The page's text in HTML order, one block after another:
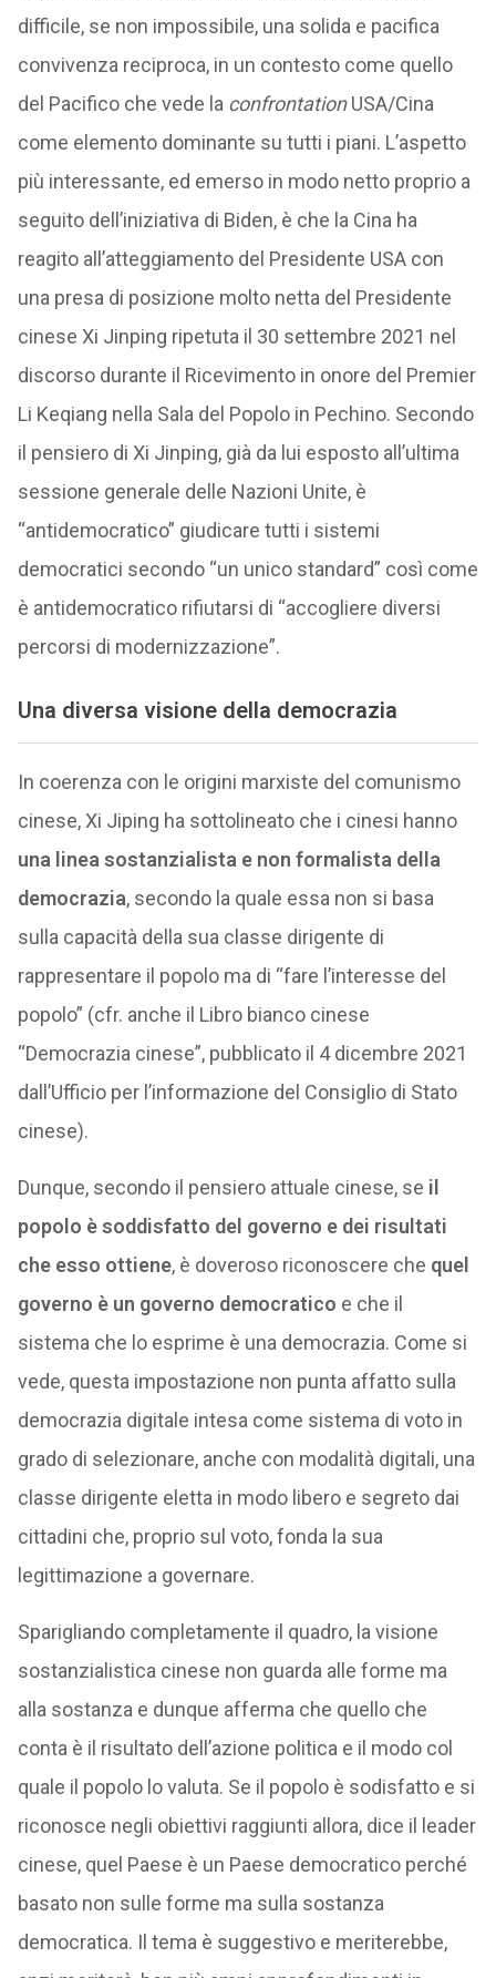
difficile, se non impossibile, una solida e pacifica
convivenza reciproca, in un contesto come quello
del Pacifico che vede la confrontationUSA/Cina
come elemento dominante su tutti i piani. L’aspetto
più interessante, ed emerso in modo netto proprio a
seguito dell’iniziativa di Biden, è che la Cina ha
reagito all’atteggiamento del Presidente USA con
una presa di posizione molto netta del Presidente
cinese Xi Jinping ripetuta il 30 settembre 2021 nel
discorso durante il Ricevimento in onore del Premier
Li Keqiang nella Sala del Popolo in Pechino. Secondo
il pensiero di Xi Jinping, già da lui esposto all’ultima
sessione generale delle Nazioni Unite, è
“antidemocratico” giudicare tutti i sistemi
democratici secondo “un unico standard” così come
è antidemocratico rifiutarsi di “accogliere diversi
percorsi di modernizzazione”.
Una diversa visione della democrazia
In coerenza con le origini marxiste del comunismo
cinese, Xi Jiping ha sottolineato che i cinesi hanno
una linea sostanzialista e non formalista della
democrazia, secondo la quale essa non si basa
sulla capacità della sua classe dirigente di
rappresentare il popolo ma di “fare l’interesse del
popolo” (cfr. anche il Libro bianco cinese
“Democrazia cinese”, pubblicato il 4 dicembre 2021
dall’Ufficio per l’informazione del Consiglio di Stato
cinese).
Dunque, secondo il pensiero attuale cinese, se il
popolo è soddisfatto del governo e dei risultati
che esso ottiene, è doveroso riconoscere che quel
governo è un governo democratico e che il
sistema che lo esprime è una democrazia. Come si
vede, questa impostazione non punta affatto sulla
democrazia digitale intesa come sistema di voto in
grado di selezionare, anche con modalità digitali, una
classe dirigente eletta in modo libero e segreto dai
cittadini che, proprio sul voto, fonda la sua
legittimazione a governare.
Sparigliando completamente il quadro, la visione
sostanzialistica cinese non guarda alle forme ma
alla sostanza e dunque afferma che quello che
conta è il risultato dell’azione politica e il modo col
quale il popolo lo valuta. Se il popolo è sodisfatto e si
riconosce negli obiettivi raggiunti allora, dice il leader
cinese, quel Paese è un Paese democratico perché
basato non sulle forme ma sulla sostanza
democratica. Il tema è suggestivo e meriterebbe,